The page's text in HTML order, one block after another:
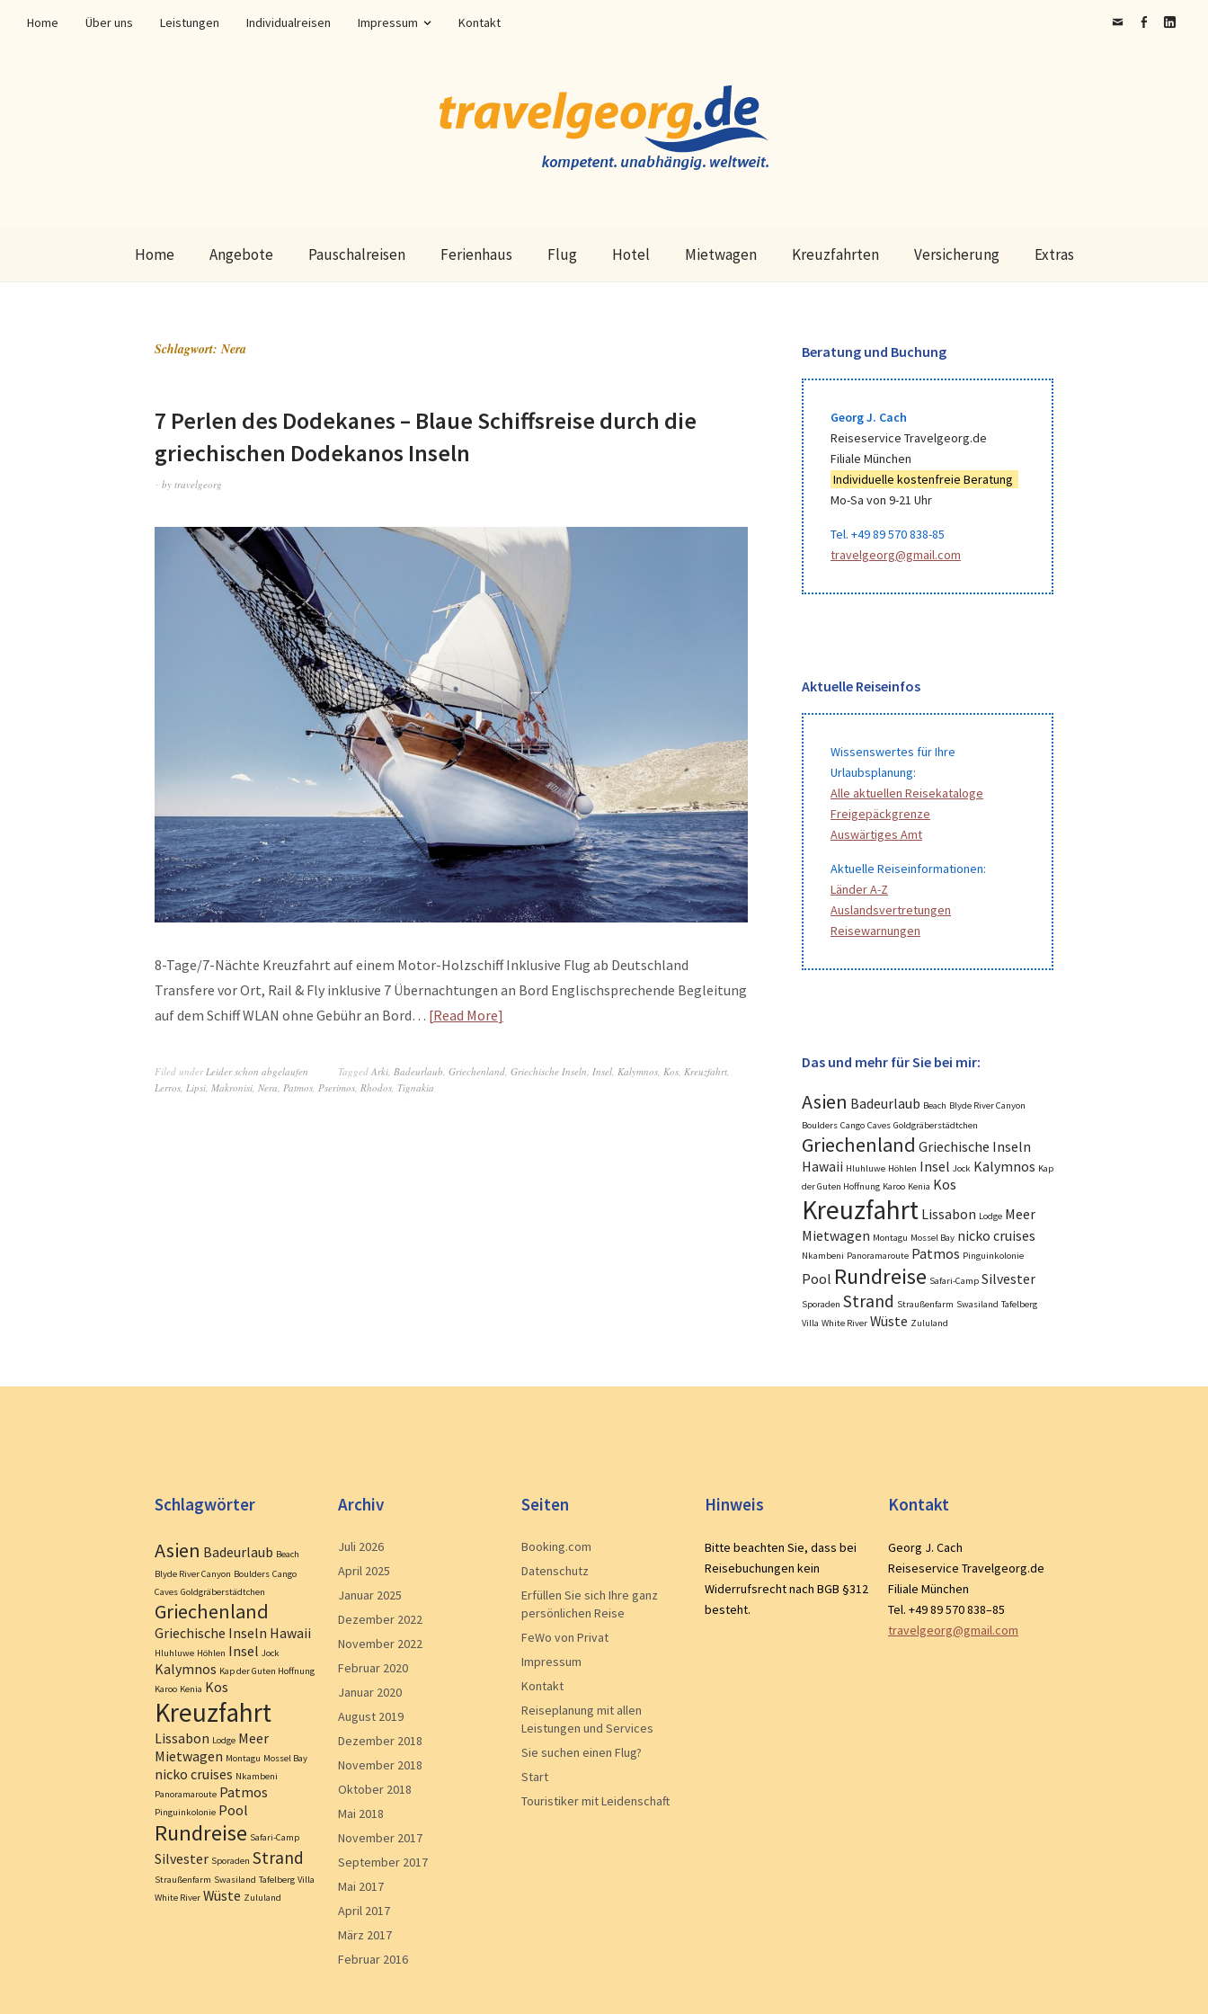
Home Über uns Leistungen Individualreisen Impressum
Kontakt
Home Angebote Pauschalreisen Ferienhaus Flug Hotel Mietwagen Kreuzfahrten Versicherung Extras
Schlagwort:Nera
7 Perlen des Dodekanes – Blaue Schiffsreise durch die
griechischen Dodekanos Inseln
by travelgeorg
8-Tage/7-Nächte Kreuzfahrt auf einem Motor-Holzschiff Inklusive Flug ab Deutschland
Transfere vor Ort, Rail & Fly inklusive 7 Übernachtungen an Bord Englischsprechende Begleitung
auf dem Schiff WLAN ohne Gebühr an Bord… Read More
Filed under Leider schon abgelaufen Tagged Arki Badeurlaub Griechenland Griechische Inseln Insel Kalymnos Kos Kreuzfahrt
Lerros Lipsi Makronisi Nera Patmos Pserimos Rhodos Tignakia
Beratung und Buchung
Georg J. Cach
Reiseservice Travelgeorg.de
Filiale München
Individuelle kostenfreie Beratung
Mo-Sa von 9-21 Uhr
Tel. +49 89 570 838-85
travelgeorg@gmail.com
Aktuelle Reiseinfos
Wissenswertes für Ihre
Urlaubsplanung:
Alle aktuellen Reisekataloge
Freigepäckgrenze
Auswärtiges Amt
Aktuelle Reiseinformationen:
Länder A-Z
Auslandsvertretungen
Reisewarnungen
Das und mehr für Sie bei mir:
Asien Badeurlaub Beach Blyde River Canyon
Boulders Cango Caves Goldgräberstädtchen
Griechenland Griechische Inseln
Hawaii Hluhluwe Höhlen Insel Jock Kalymnos Kap
der Guten Hoffnung Karoo Kenia Kos
Kreuzfahrt Lissabon Lodge Meer
Mietwagen Montagu Mossel Bay nicko cruises
Nkambeni Panoramaroute Patmos Pinguinkolonie
Pool Rundreise Safari-Camp Silvester
Sporaden Strand Straußenfarm Swasiland Tafelberg
Villa White River Wüste Zululand
Schlagwörter
Asien Badeurlaub Beach
Blyde River Canyon Boulders Cango
Caves Goldgräberstädtchen
Griechenland
Griechische Inseln Hawaii
Hluhluwe Höhlen Insel Jock
Kalymnos Kap der Guten Hoffnung
Karoo Kenia Kos
Kreuzfahrt
Lissabon Lodge Meer
Mietwagen Montagu Mossel Bay
nicko cruises Nkambeni
Panoramaroute Patmos
Pinguinkolonie Pool
Rundreise Safari-Camp
Silvester Sporaden Strand
Straußenfarm Swasiland Tafelberg Villa
White River Wüste Zululand
Archiv
Juli 2026
April 2025
Januar 2025
Dezember 2022
November 2022
Februar 2020
Januar 2020
August 2019
Dezember 2018
November 2018
Oktober 2018
Mai 2018
November 2017
September 2017
Mai 2017
April 2017
März 2017
Februar 2016
Seiten
Booking.com
Datenschutz
Erfüllen Sie sich Ihre ganz
persönlichen Reise
FeWo von Privat
Impressum
Kontakt
Reiseplanung mit allen
Leistungen und Services
Sie suchen einen Flug?
Start
Touristiker mit Leidenschaft
Hinweis
Bitte beachten Sie, dass bei
Reisebuchungen kein
Widerrufsrecht nach BGB §312
besteht.
Kontakt
Georg J. Cach
Reiseservice Travelgeorg.de
Filiale München
Tel. +49 89 570 838–85
travelgeorg@gmail.com